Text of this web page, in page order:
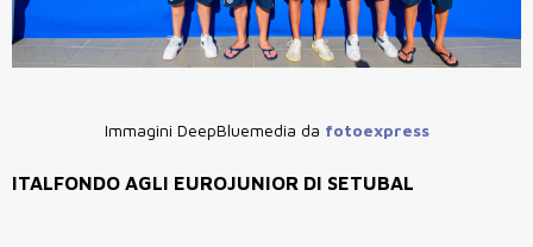
Immagini DeepBluemedia da fotoexpress
ITALFONDO AGLI EUROJUNIOR DI SETUBAL